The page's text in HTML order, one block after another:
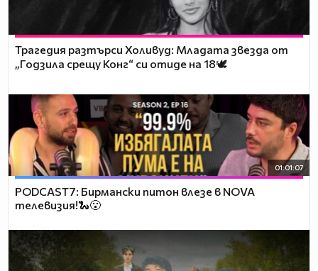
Трагедия разтърси Холивуд: Младата звезда от
„Годзила срещу Конг“ си отиде на 18🕊️
01:01:07
PODCAST7: Бирмански питон влезе в NOVA
телевизия!🐍😮